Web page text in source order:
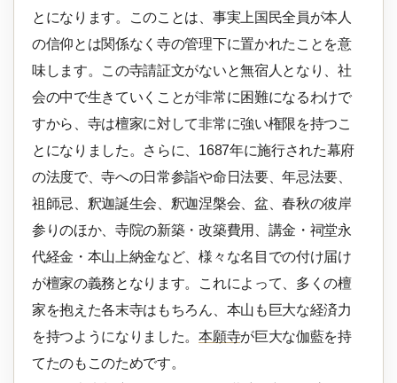
とになります。このことは、事実上国民全員が本人
の信仰とは関係なく寺の管理下に置かれたことを意
味します。この寺請証文がないと無宿人となり、社
会の中で生きていくことが非常に困難になるわけで
すから、寺は檀家に対して非常に強い権限を持つこ
とになりました。さらに、1687年に施行された幕府
の法度で、寺への日常参詣や命日法要、年忌法要、
祖師忌、釈迦誕生会、釈迦涅槃会、盆、春秋の彼岸
参りのほか、寺院の新築・改築費用、講金・祠堂永
代経金・本山上納金など、様々な名目での付け届け
が檀家の義務となります。これによって、多くの檀
家を抱えた各末寺はもちろん、本山も巨大な経済力
を持つようになりました。本願寺が巨大な伽藍を持
てたのもこのためです。